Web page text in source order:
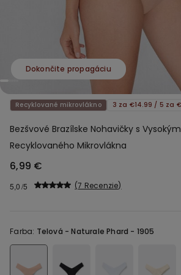
Dokončite propagáciu
Recyklované mikrovlákno 3 za €14.99 / 5 za
Bezšvové Brazílske Nohavičky s
Recyklovaného Mikrovlákna
6,99 €
5,0 7 Recenzie
Farba: Telová -Naturale Phard - 1905